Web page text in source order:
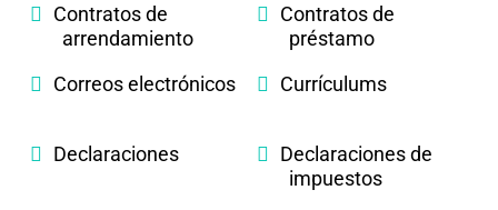
Contratos de
arrendamiento
Contratos de
préstamo
Correos electrónicos
Currículums
Declaraciones
Declaraciones de
impuestos